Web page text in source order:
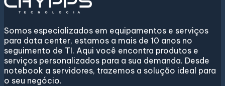
Somos especializados em equipamentos e serviços
para data center, estamos a mais de 10 anos no
seguimento de TI. Aqui você encontra produtos e
serviços personalizados para a sua demanda. Desde
notebook a servidores, trazemos a solução ideal para
o seu negócio.